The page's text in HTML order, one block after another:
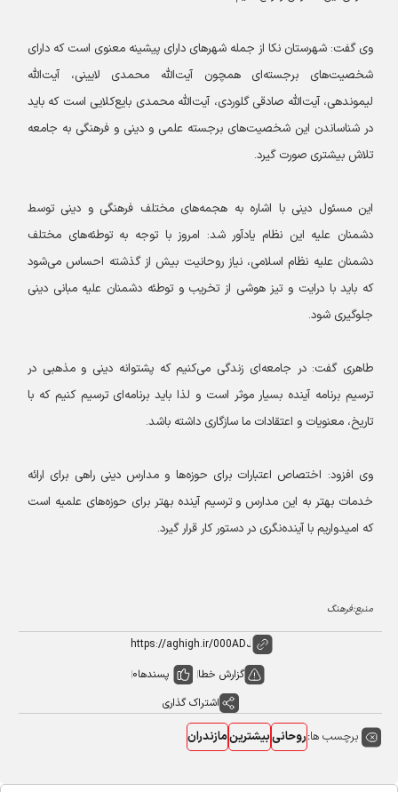
وی گفت: شهرستان نکا از جمله شهرهای دارای پیشینه معنوی است که دارای
شخصیت‌های برجسته‌ای همچون آیت‌الله محمدی لایینی، آیت‌الله
لیموندهی، آیت‌الله صادقی گلوردی، آیت‌الله محمدی بایع‌کلایی است که باید
در شناساندن این شخصیت‌های برجسته علمی و دینی و فرهنگی به جامعه
تلاش بیشتری صورت گیرد.
این مسئول دینی با اشاره به هجمه‌های مختلف فرهنگی و دینی توسط
دشمنان علیه این نظام یادآور شد: امروز با توجه به توطئه‌های مختلف
دشمنان علیه نظام اسلامی، نیاز روحانیت بیش از گذشته احساس می‌شود
که باید با درایت و تیز هوشی از تخریب و توطئه دشمنان علیه مبانی دینی
جلوگیری شود.
طاهری گفت: در جامعه‌ای زندگی می‌کنیم که پشتوانه دینی و مذهبی در
ترسیم برنامه آینده بسیار موثر است و لذا باید برنامه‌ای ترسیم کنیم که با
تاریخ، معنویات و اعتقادات ما سازگاری داشته باشد.
وی افزود: اختصاص اعتبارات برای حوزه‌ها و مدارس دینی راهی برای ارائه
خدمات بهتر به این مدارس و ترسیم آینده بهتر برای حوزه‌های علمیه است
که امیدواریم با آینده‌نگری در دستور کار قرار گیرد.
منبع:فرهنگ
گزارش خطا پسندها0
اشتراک گذاری
برچسب ها:روحانیبیشترینمازندران